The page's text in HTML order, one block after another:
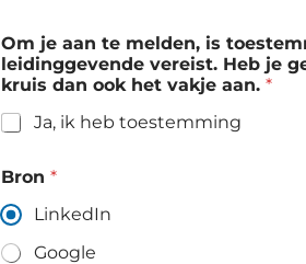
Om je aan te melden, is
leidinggevende vereist. Heb je
kruis dan ook het vakje aan. *
Ja, ik heb toestemming
Bron *
LinkedIn
Google